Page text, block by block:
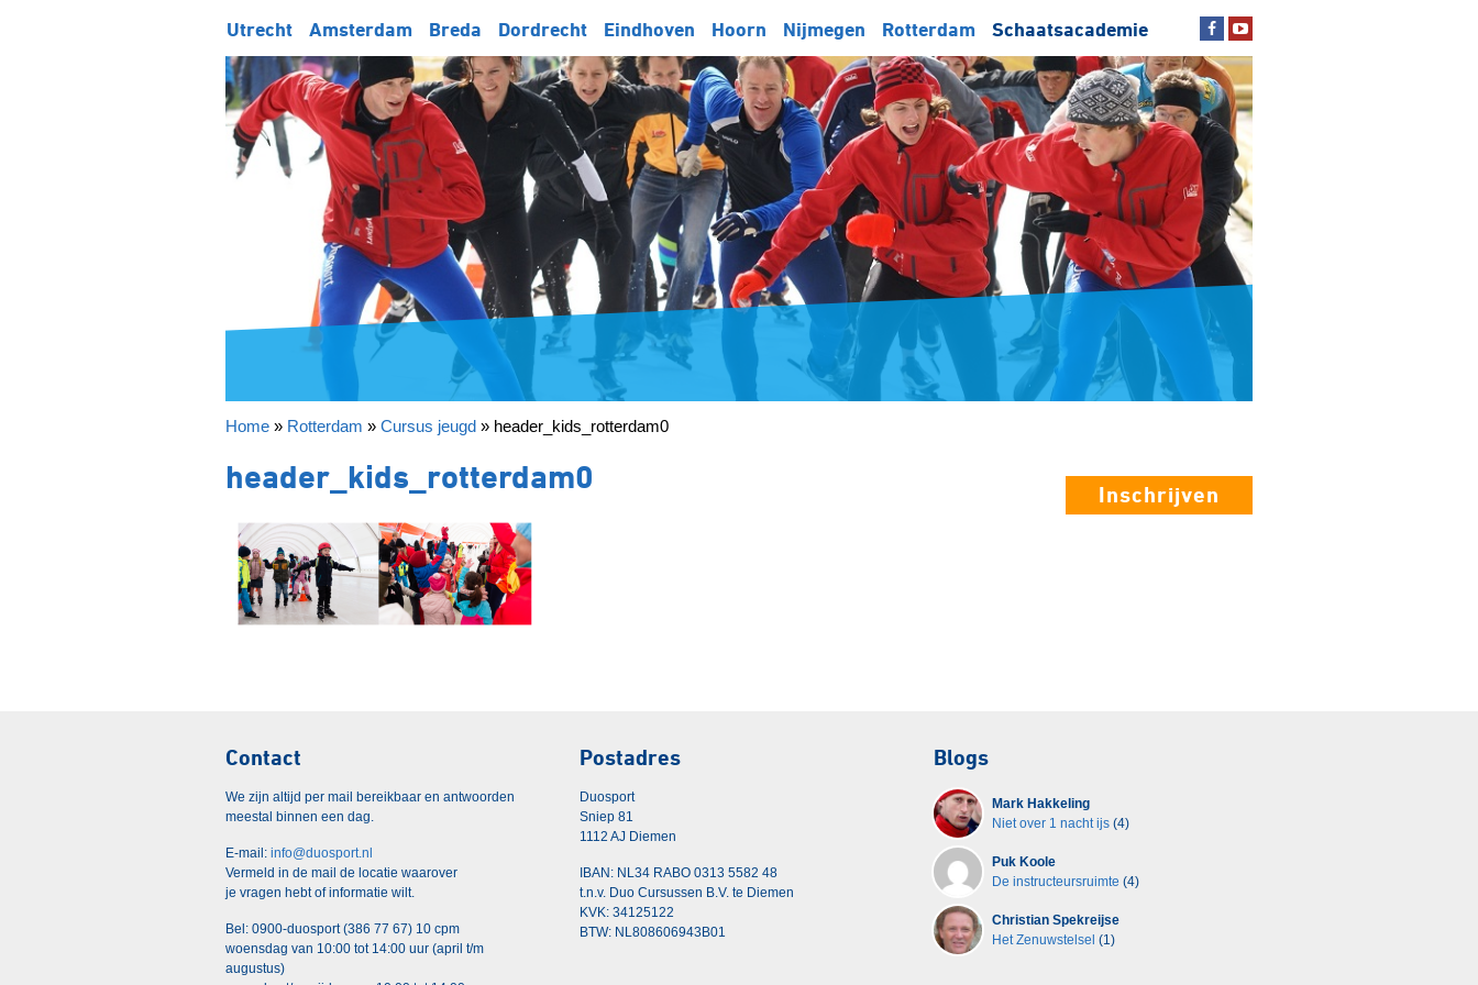
Utrecht Amsterdam Breda Dordrecht Eindhoven Hoorn Nijmegen Rotterdam Schaatsacademie
Home » Rotterdam » Cursus jeugd » header_kids_rotterdam0
Inschrijven
header_kids_rotterdam0
Contact
We zijn altijd per mail bereikbaar en antwoorden
meestal binnen een dag.
E-mail: info@duosport.nl
Vermeld in de mail de locatie waarover
je vragen hebt of informatie wilt.
Bel: 0900-duosport (386 77 67) 10 cpm
woensdag van 10:00 tot 14:00 uur (april t/m
augustus)
Postadres
Duosport
Sniep 81
1112 AJ Diemen
IBAN: NL34 RABO 0313 5582 48
t.n.v. Duo Cursussen B.V. te Diemen
KVK: 34125122
BTW: NL808606943B01
Blogs
Mark Hakkeling
Niet over 1 nacht ijs (4)
Puk Koole
De instructeursruimte (4)
Christian Spekreijse
Het Zenuwstelsel (1)